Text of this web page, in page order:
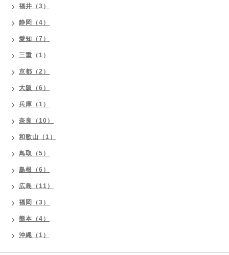
福井（3）
静岡（4）
愛知（7）
三重（1）
京都（2）
大阪（6）
兵庫（1）
奈良（10）
和歌山（1）
鳥取（5）
島根（6）
広島（11）
福岡（3）
熊本（4）
沖縄（1）